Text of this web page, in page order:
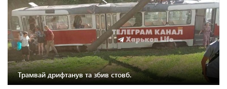
Трамвай дрифтанув та збив стовб.